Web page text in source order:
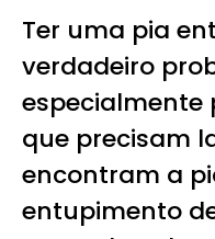
Ter uma pia
verdadeiro
especialmente
que precisam
encontram a
entupimento